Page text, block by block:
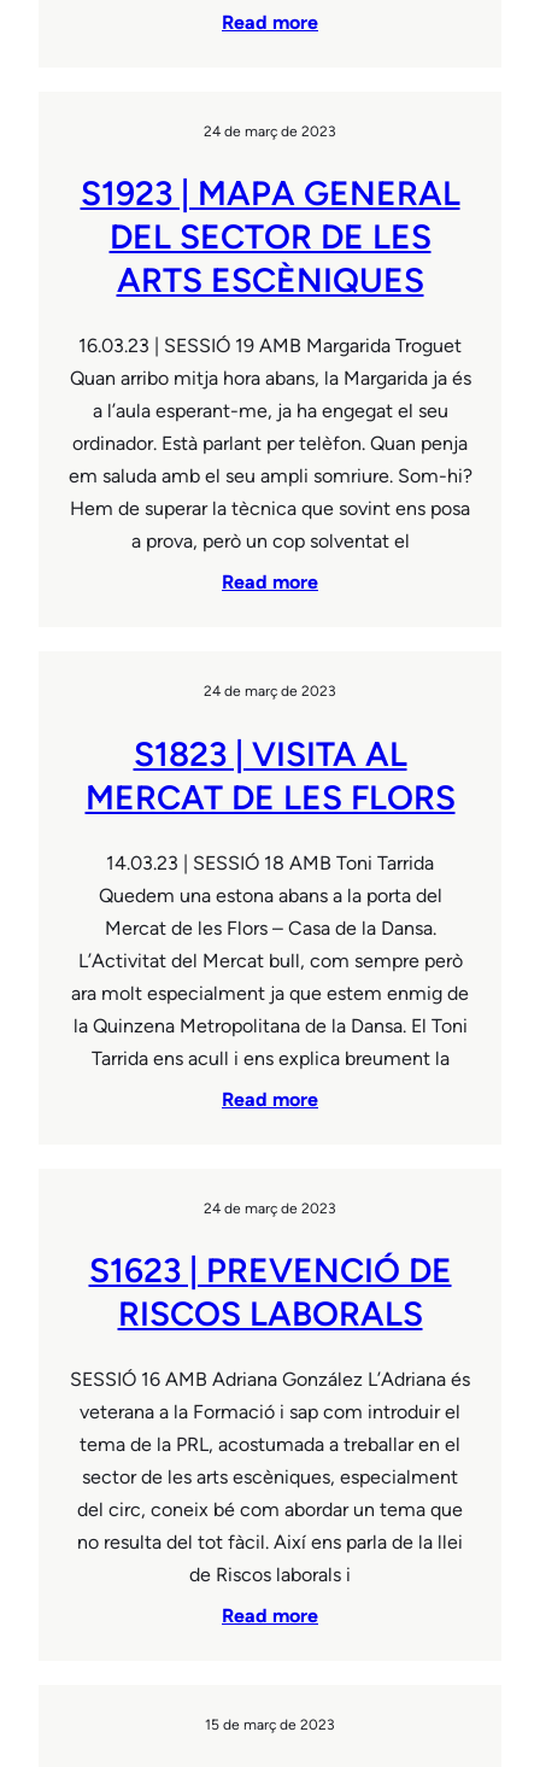
Read more
24 de març de 2023
S1923 | MAPA GENERAL
DEL SECTOR DE LES
ARTS ESCÈNIQUES
16.03.23 | SESSIÓ 19 AMB Margarida Troguet
Quan arribo mitja hora abans, la Margarida ja és
a l’aula esperant-me, ja ha engegat el seu
ordinador. Està parlant per telèfon. Quan penja
em saluda amb el seu ampli somriure. Som-hi?
Hem de superar la tècnica que sovint ens posa
a prova, però un cop solventat el
Read more
24 de març de 2023
S1823 | VISITA AL
MERCAT DE LES FLORS
14.03.23 | SESSIÓ 18 AMB Toni Tarrida
Quedem una estona abans a la porta del
Mercat de les Flors – Casa de la Dansa.
L’Activitat del Mercat bull, com sempre però
ara molt especialment ja que estem enmig de
la Quinzena Metropolitana de la Dansa. El Toni
Tarrida ens acull i ens explica breument la
Read more
24 de març de 2023
S1623 | PREVENCIÓ DE
RISCOS LABORALS
SESSIÓ 16 AMB Adriana González L’Adriana és
veterana a la Formació i sap com introduir el
tema de la PRL, acostumada a treballar en el
sector de les arts escèniques, especialment
del circ, coneix bé com abordar un tema que
no resulta del tot fàcil. Així ens parla de la llei
de Riscos laborals i
Read more
15 de març de 2023